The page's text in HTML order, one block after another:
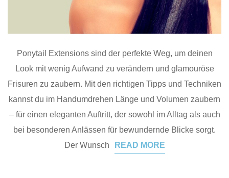
Ponytail Extensions sind der perfekte Weg, um deinen
Look mit wenig Aufwand zu verändern und glamouröse
Frisuren zu zaubern. Mit den richtigen Tipps und Techniken
kannst du im Handumdrehen Länge und Volumen zaubern
– für einen eleganten Auftritt, der sowohl im Alltag als auch
bei besonderen Anlässen für bewundernde Blicke sorgt.
Der Wunsch
READ MORE